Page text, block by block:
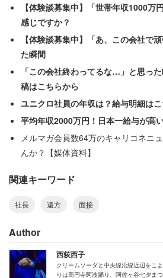
【体験談募集中】「世帯年収1000万
感じですか？
【体験談募集中】「あ、この会社で
た瞬間
「この会社終わってるな…」と思っ
稿はこちらから
ユニクロ社員の年収は？給与明細は
平均年収2000万円！日本一給与が高
メルマガ会員数64万のキャリコネニ
んか？【媒体資料】
関連キーワード
社長 遠方 面接
Author
西荻西子
クリームソーダと中央線沿線近辺をこ
りは高円寺阿波踊り、阿佐ヶ谷七夕ま